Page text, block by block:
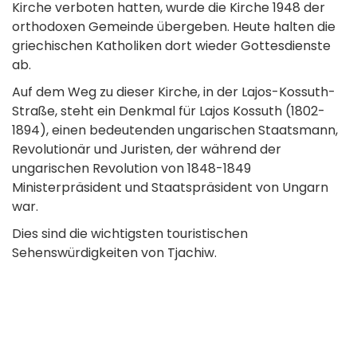
Kirche verboten hatten, wurde die Kirche 1948 der
orthodoxen Gemeinde übergeben. Heute halten die
griechischen Katholiken dort wieder Gottesdienste
ab.
Auf dem Weg zu dieser Kirche, in der Lajos-Kossuth-
Straße, steht ein Denkmal für Lajos Kossuth (1802-
1894), einen bedeutenden ungarischen Staatsmann,
Revolutionär und Juristen, der während der
ungarischen Revolution von 1848-1849
Ministerpräsident und Staatspräsident von Ungarn
war.
Dies sind die wichtigsten touristischen
Sehenswürdigkeiten von Tjachiw.